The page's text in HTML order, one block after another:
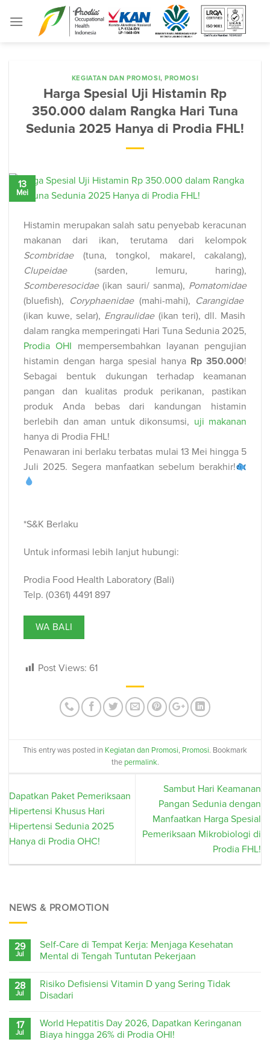
KEGIATAN DAN PROMOSI,PROMOSI
Harga Spesial Uji Histamin Rp
350.000 dalam Rangka Hari Tuna
Sedunia 2025 Hanya di Prodia FHL!
13
Mei
Histamin merupakan salah satu penyebab keracunan
makanan dari ikan, terutama dari kelompok
Scombridae
(tuna, tongkol, makarel, cakalang),
Clupeidae(sarden, lemuru, haring),
Scomberesocidae(ikan sauri/ sanma), Pomatomidae
(bluefish), Coryphaenidae(mahi-mahi), Carangidae
(ikan kuwe, selar), Engraulidae (ikan teri), dll. Masih
dalam rangka memperingati Hari Tuna Sedunia 2025,
Prodia OHI mempersembahkan layanan pengujian
histamin dengan harga spesial hanya Rp 350.000!
Sebagai bentuk dukungan terhadap keamanan
pangan dan kualitas produk perikanan, pastikan
produk Anda bebas dari kandungan histamin
berlebih dan aman untuk dikonsumsi, uji makanan
hanya di Prodia FHL!
Penawaran ini berlaku terbatas mulai 13 Mei hingga 5
Juli 2025. Segera manfaatkan sebelum berakhir!
*S&K Berlaku
Untuk informasi lebih lanjut hubungi:
Prodia Food Health Laboratory (Bali)
Telp. (0361) 4491 897
WA BALI
Post Views: 61
This entry was posted in Kegiatan dan Promosi, Promosi. Bookmark
the permalink.
Dapatkan Paket Pemeriksaan
Hipertensi Khusus Hari
Hipertensi Sedunia 2025
Hanya di Prodia OHC!
Sambut Hari Keamanan
Pangan Sedunia dengan
Manfaatkan Harga Spesial
Pemeriksaan Mikrobiologi di
Prodia FHL!
NEWS & PROMOTION
29
Jul
Self-Care di Tempat Kerja: Menjaga Kesehatan
Mental di Tengah Tuntutan Pekerjaan
28
Jul
Risiko Defisiensi Vitamin D yang Sering Tidak
Disadari
17
Jul
World Hepatitis Day 2026, Dapatkan Keringanan
Biaya hingga 26% di Prodia OHI!